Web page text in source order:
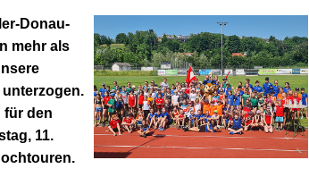
Donau-
mehr als
unterzogen.
für den
11.